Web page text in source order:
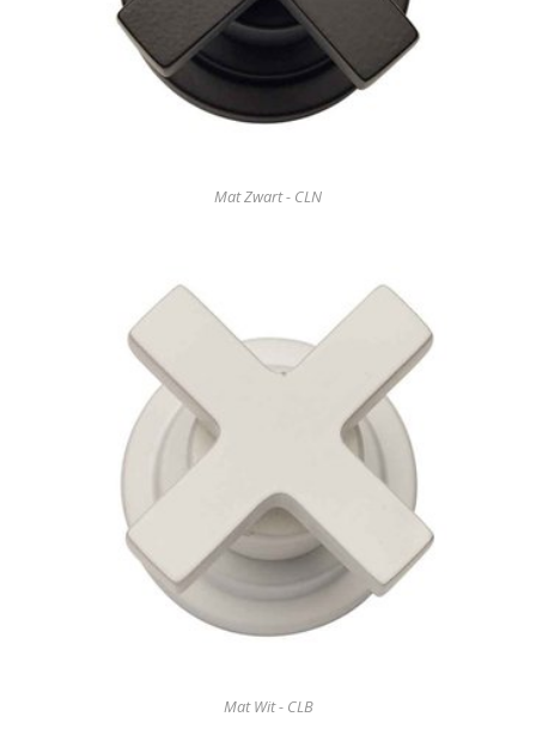
Mat Zwart - CLN
Mat Wit - CLB